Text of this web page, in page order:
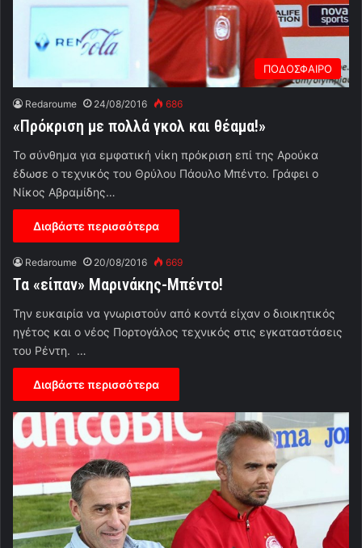
ΠΟΔΟΣΦΑΙΡΟ
Redaroume 24/08/2016 686
«Πρόκριση με πολλά γκολ και θέαμα!»
Το σύνθημα για εμφατική νίκη πρόκριση επί της Αρούκα
έδωσε ο τεχνικός του Θρύλου Πάουλο Μπέντο. Γράφει ο
Νίκος Αβραμίδης…
Διαβάστε περισσότερα
Redaroume 20/08/2016 669
Τα «είπαν» Μαρινάκης-Μπέντο!
Την ευκαιρία να γνωριστούν από κοντά είχαν ο διοικητικός
ηγέτος και ο νέος Πορτογάλος τεχνικός στις εγκαταστάσεις
του Ρέντη. …
Διαβάστε περισσότερα